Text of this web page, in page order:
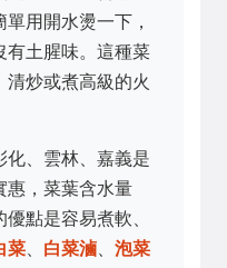
用開水燙一下，
有土腥味。這種菜
清炒或煮高級的火
化、雲林、嘉義是
惠，菜葉含水量
點是容易煮軟、
菜 白菜滷
泡菜